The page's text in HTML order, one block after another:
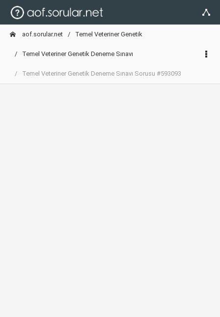
aof.sorular.net Temel Veteriner Genetik
Temel Veteriner Genetik Deneme Sınavı
Temel Veteriner Genetik Deneme Sınavı Sorusu #593093